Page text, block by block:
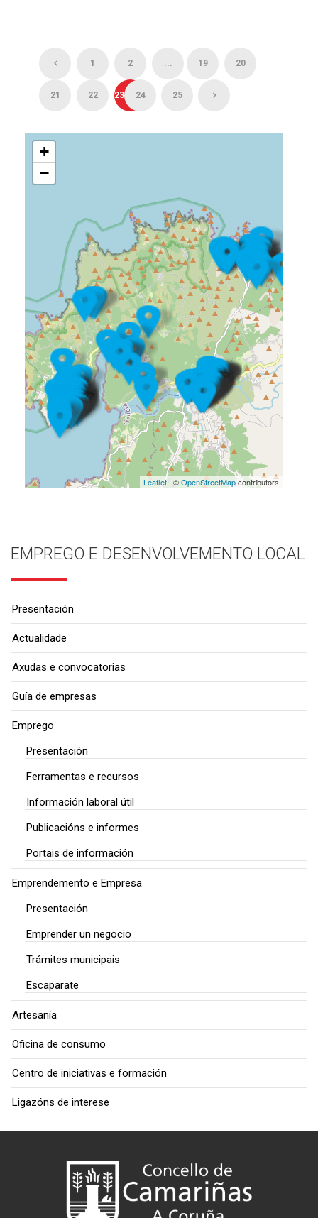
1 2 ... 19 20
21 22 23 24 25
+
−
Leaflet| ©OpenStreetMapcontributors
EMPREGO E DESENVOLVEMENTO LOCAL
Presentación
Actualidade
Axudas e convocatorias
Guía de empresas
Emprego
Presentación
Ferramentas e recursos
Información laboral útil
Publicacións e informes
Portais de información
Emprendemento e Empresa
Presentación
Emprender un negocio
Trámites municipais
Escaparate
Artesanía
Oficina de consumo
Centro de iniciativas e formación
Ligazóns de interese